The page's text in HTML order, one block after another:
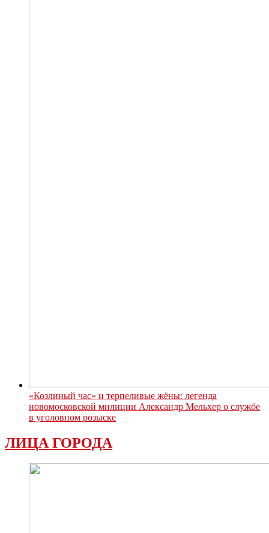
«Козлиный час» и терпеливые жёны: легенда
новомосковской милиции Александр Мельхер о службе
в уголовном розыске
ЛИЦА ГОРОДА